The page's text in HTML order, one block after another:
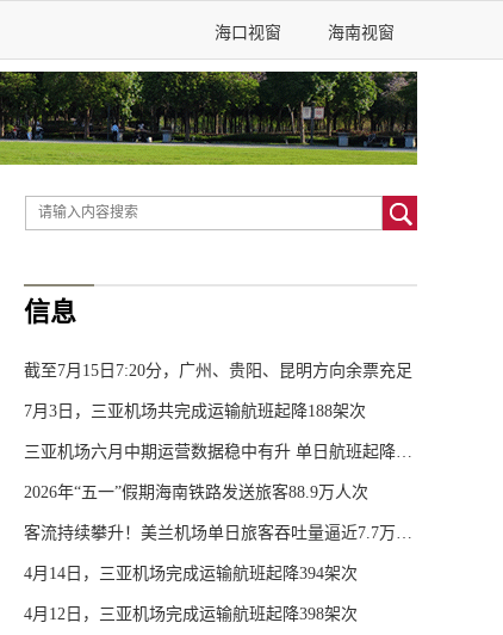
海口视窗 海南视窗
信息
截至7月15日7:20分，广州、贵阳、昆明方向余票充足
7月3日，三亚机场共完成运输航班起降188架次
三亚机场六月中期运营数据稳中有升 单日航班起降突破320架次
2026年“五一”假期海南铁路发送旅客88.9万人次
客流持续攀升！美兰机场单日旅客吞吐量逼近7.7万人次
4月14日，三亚机场完成运输航班起降394架次
4月12日，三亚机场完成运输航班起降398架次